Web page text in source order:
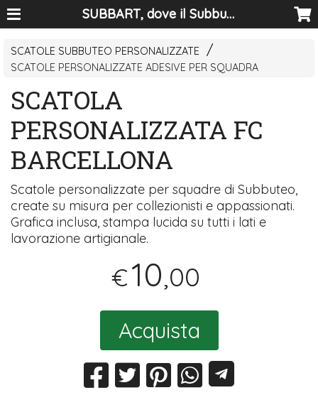
SUBBART, dove il Subbuteo diventa arte
SCATOLE SUBBUTEO PERSONALIZZATE
SCATOLE PERSONALIZZATE ADESIVE PER SQUADRA
SCATOLA
PERSONALIZZATA FC
BARCELLONA
Scatole personalizzate per squadre di Subbuteo,
create su misura per collezionisti e appassionati.
Grafica inclusa, stampa lucida su tutti i lati e
lavorazione artigianale.
€10,00
Acquista